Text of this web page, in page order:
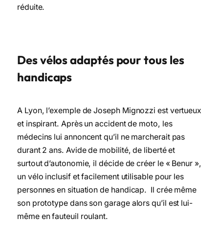
réduite.
Des vélos adaptés pour tous les
handicaps
A Lyon, l’exemple de Joseph Mignozzi est vertueux
et inspirant. Après un accident de moto, les
médecins lui annoncent qu’il ne marcherait pas
durant 2 ans. Avide de mobilité, de liberté et
surtout d’autonomie, il décide de créer le « Benur »,
un vélo inclusif et facilement utilisable pour les
personnes en situation de handicap. Il crée même
son prototype dans son garage alors qu’il est lui-
même en fauteuil roulant.